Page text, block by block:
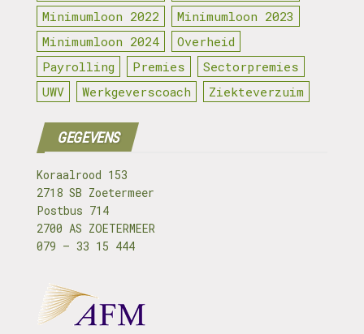
Minimumloon 2022
Minimumloon 2023
Minimumloon 2024
Overheid
Payrolling
Premies
Sectorpremies
UWV
Werkgeverscoach Ziekteverzuim
GEGEVENS
Koraalrood 153
2718 SB Zoetermeer
Postbus 714
2700 AS ZOETERMEER
079 – 33 15 444